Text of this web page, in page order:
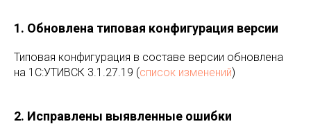
1. Обновлена типовая конфигурация версии
Типовая конфигурация в составе версии обновлена
на 1C:УТИВСК 3.1.27.19 (список изменений)
2. Исправлены выявленные ошибки